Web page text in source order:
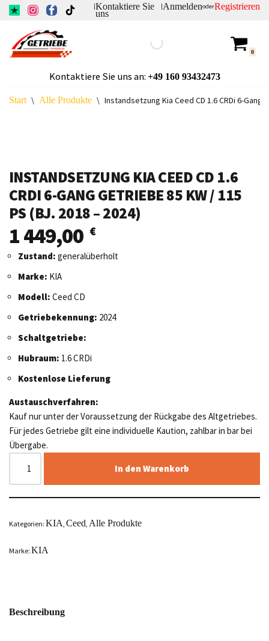
Inhalt
springen
|Kontaktiere Sie
uns
|AnmeldenoderRegistrieren
0
Kontaktiere Sie uns an: +49160 93432473
Start \ Alle Produkte \ Instandsetzung Kia Ceed CD 1.6 CRDi 6-Gang
INSTANDSETZUNG KIA CEED CD 1.6
CRDI 6-GANG GETRIEBE 85 KW / 115
PS (BJ. 2018 – 2024)
1 449,00 €
Zustand: generalüberholt
Marke: KIA
Modell: Ceed CD
Getriebekennung: 2024
Schaltgetriebe:
Hubraum: 1.6 CRDi
Kostenlose Lieferung
Austauschverfahren:
Kauf nur unter der Voraussetzung der Rückgabe des Altgetriebes.
Für jedes Getriebe gilt eine individuelle Kaution, zahlbar in bar bei
Übergabe.
In den Warenkorb
Kategorien: KIA Ceed Alle Produkte
Marke: KIA
Beschreibung